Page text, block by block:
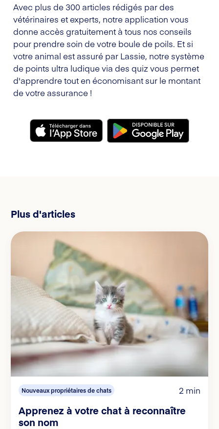
Avec plus de 300 articles rédigés par des
vétérinaires et experts, notre application vous
donne accès gratuitement à tous nos conseils
pour prendre soin de votre boule de poils. Et si
votre animal est assuré par Lassie, notre système
de points ultra ludique via des quiz vous permet
d'apprendre tout en économisant sur le montant
de votre assurance !
Plus d'articles
Nouveaux propriétaires de chats 2 min
Apprenez à votre chat à reconnaître
son nom